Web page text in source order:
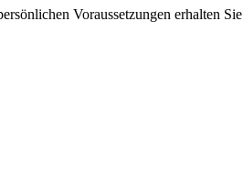
Voraussetzungen erhalten Sie